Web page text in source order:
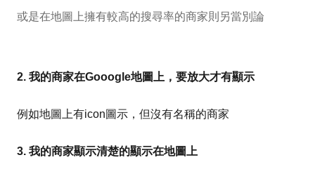
或是在地圖上擁有較高的搜尋率的商家則另當別論
2. 我的商家在Gooogle地圖上，要放大才有顯示
例如地圖上有icon圖示，但沒有名稱的商家
3. 我的商家顯示清楚的顯示在地圖上